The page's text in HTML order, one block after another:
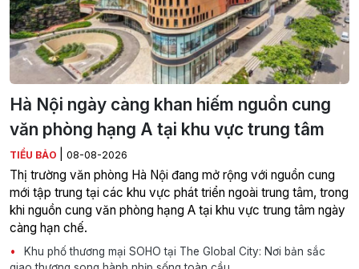
Hà Nội ngày càng khan hiếm nguồn cung
văn phòng hạng A tại khu vực trung tâm
TIỂU BẢO 08-08-2026
Thị trường văn phòng Hà Nội đang mở rộng với nguồn cung
mới tập trung tại các khu vực phát triển ngoài trung tâm, trong
khi nguồn cung văn phòng hạng A tại khu vực trung tâm ngày
càng hạn chế.
Khu phố thương mại SOHO tại The Global City: Nơi bản sắc